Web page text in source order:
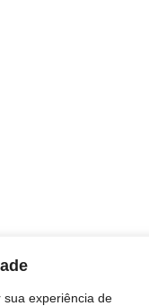
sua experiência de